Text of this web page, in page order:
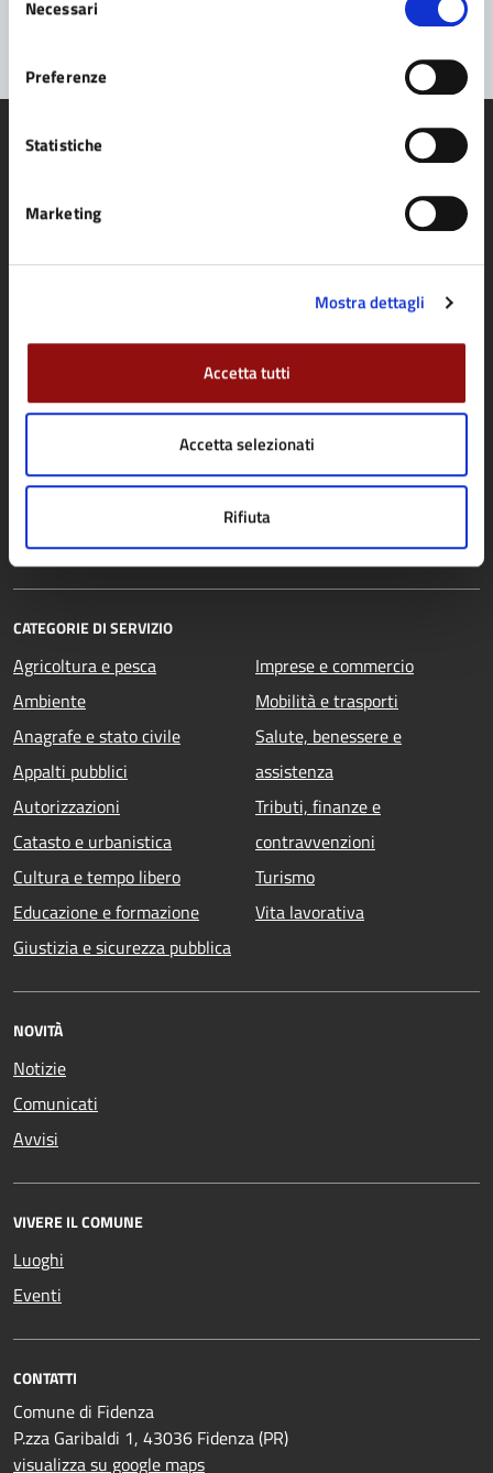
delNecessari
Preferenze
Statistiche
Marketing
Mostra dettagli
Accetta tutti
Accetta selezionati
Rifiuta
Comune di Fidenza
Uffici
Politici
Documenti e dati
CATEGORIE DI SERVIZIO
Agricoltura e pesca
Ambiente
Anagrafe e stato civile
Appalti pubblici
Autorizzazioni
Catasto e urbanistica
Cultura e tempo libero
Educazione e formazione
Giustizia e sicurezza pubblica
Imprese e commercio
Mobilità e trasporti
Salute, benessere e
assistenza
Tributi, finanze e
contravvenzioni
Turismo
Vita lavorativa
NOVITÀ
Notizie
Comunicati
Avvisi
VIVERE IL COMUNE
Luoghi
Eventi
CONTATTI
Comune di Fidenza
P.zza Garibaldi 1, 43036 Fidenza (PR)
visualizza su google maps